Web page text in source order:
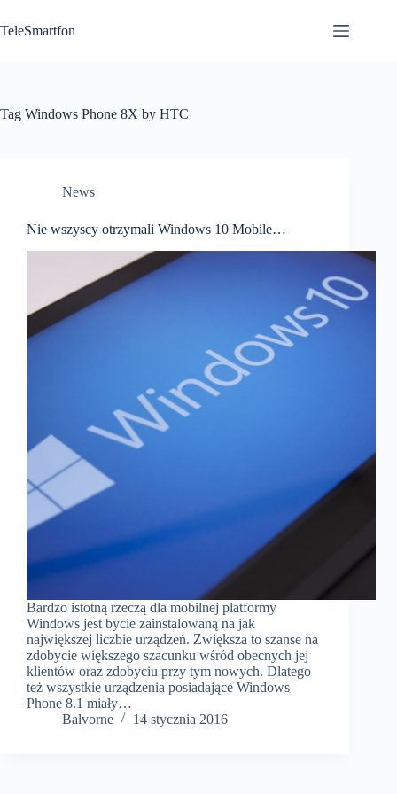
do
treści
TeleSmartfon
Tag Windows Phone 8X by HTC
News
Nie wszyscy otrzymali Windows 10 Mobile…
Bardzo istotną rzeczą dla mobilnej platformy
Windows jest bycie zainstalowaną na jak
największej liczbie urządzeń. Zwiększa to szanse na
zdobycie większego szacunku wśród obecnych jej
klientów oraz zdobyciu przy tym nowych. Dlatego
też wszystkie urządzenia posiadające Windows
Phone 8.1 miały…
Balvorne
14 stycznia 2016